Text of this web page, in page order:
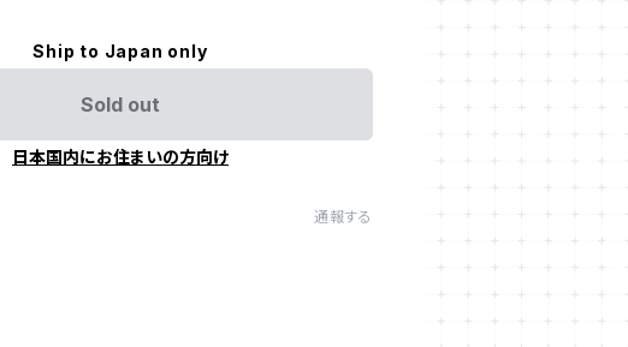
Ship to Japan only
Sold out
日本国内にお住まいの方向け
通報する